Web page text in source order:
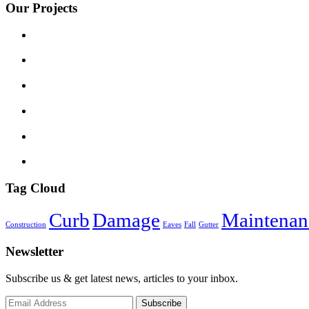
Our Projects
Tag Cloud
Construction CurbDamage Eaves Fall Gutter
Newsletter
Subscribe us & get latest news, articles to your inbox.
Subscribe